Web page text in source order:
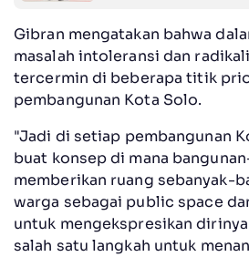
Gibran mengatakan bahwa
masalah intoleransi dan
tercermin di beberapa titik
pembangunan Kota Solo.
"Jadi di setiap pembangunan
buat konsep di mana
memberikan ruang sebanyak-
warga sebagai public space
untuk mengekspresikan
salah satu langkah untuk